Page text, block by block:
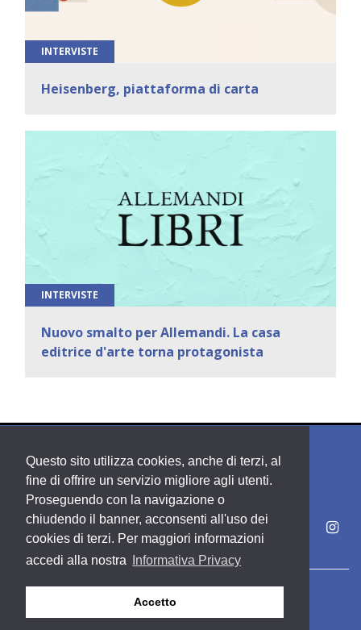
Questo sito utilizza cookies, anche di terzi, al
fine di offrire un servizio migliore agli utenti.
Proseguendo con la navigazione o
chiudendo il banner, acconsenti all'uso dei
cookies di terzi. Per maggiori informazioni
accedi alla nostra
Informativa Privacy
Accetto
INTERVISTE
Heisenberg, piattaforma di carta
INTERVISTE
Nuovo smalto per Allemandi. La casa
editrice d'arte torna protagonista
Copyright PDE srl società del Gruppo Feltrinelli S. p. A.